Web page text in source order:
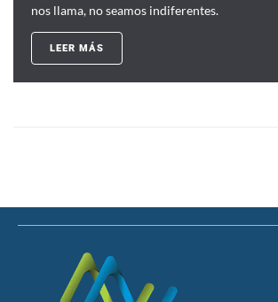
nos llama, no seamos indiferentes.
LEER MÁS